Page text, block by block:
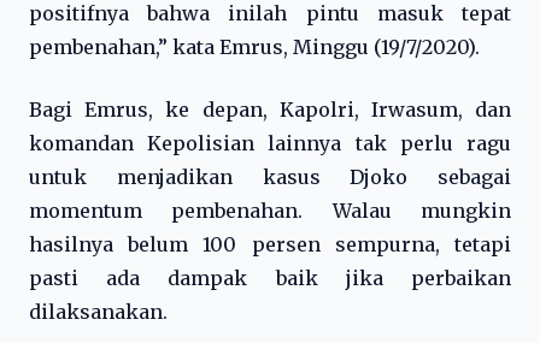
positifnya bahwa inilah pintu masuk tepat
pembenahan,” kata Emrus, Minggu (19/7/2020).
Bagi Emrus, ke depan, Kapolri, Irwasum, dan
komandan Kepolisian lainnya tak perlu ragu
untuk menjadikan kasus Djoko sebagai
momentum pembenahan. Walau mungkin
hasilnya belum 100 persen sempurna, tetapi
pasti ada dampak baik jika perbaikan
dilaksanakan.